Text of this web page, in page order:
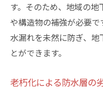
す。そのため、地域の
や構造物の補強が必要で
水漏れを未然に防ぎ、
とができます。
老朽化による防水層の